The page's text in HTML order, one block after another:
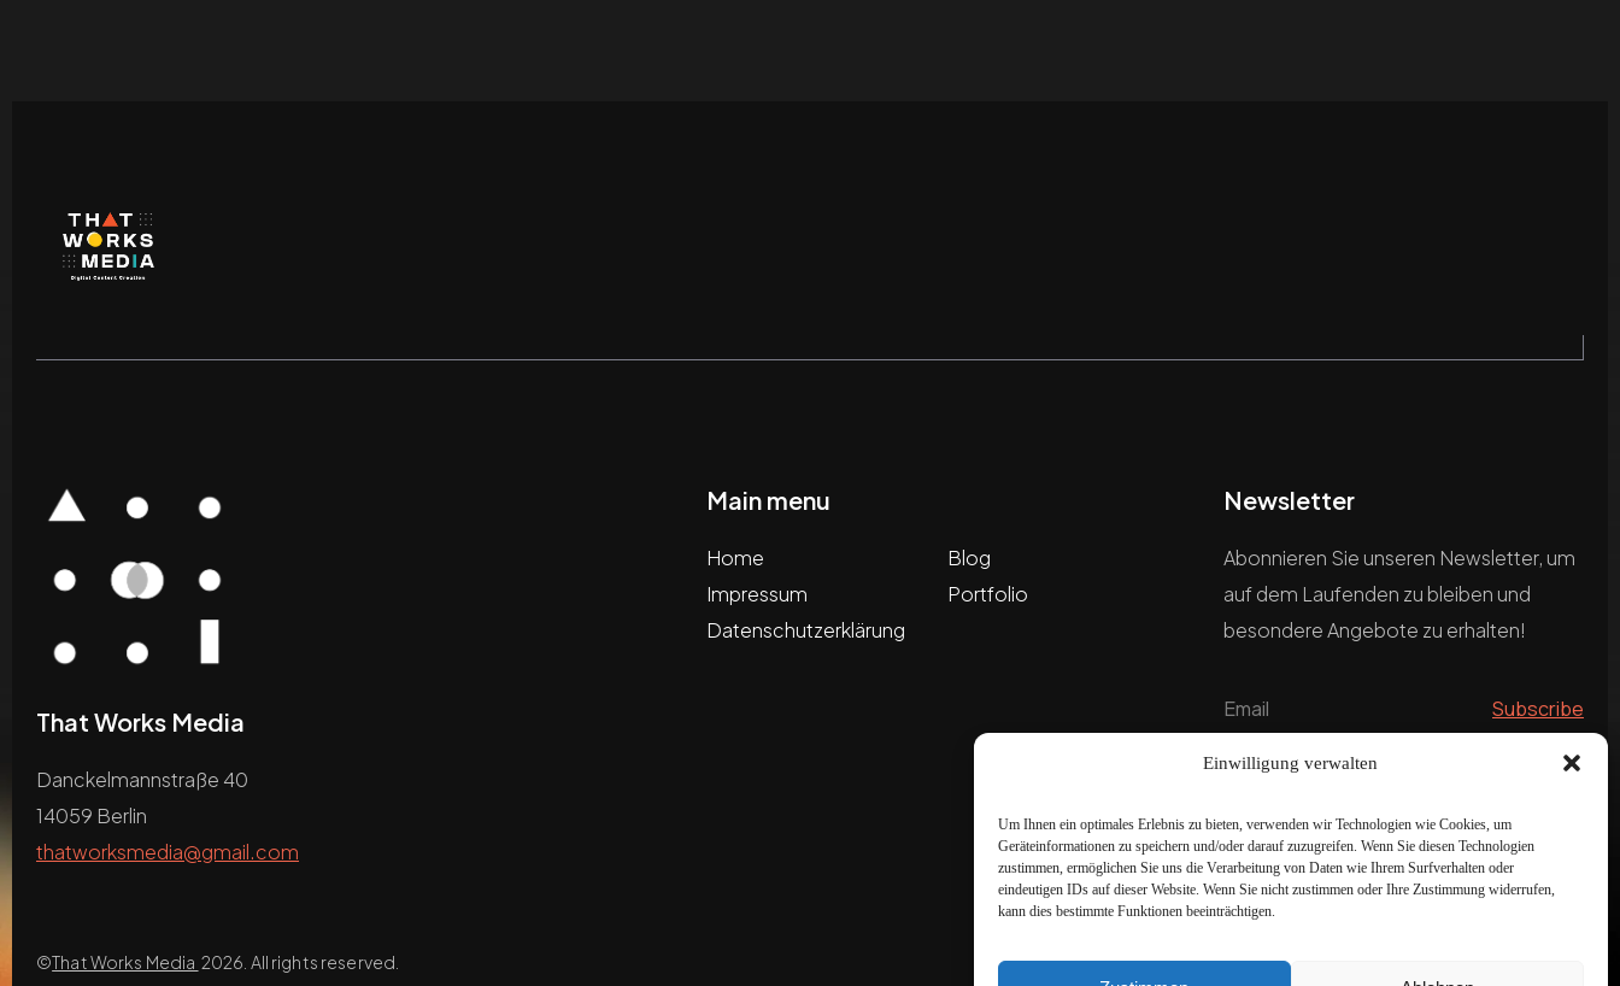
Einwilligung verwalten
Um Ihnen ein optimales Erlebnis zu bieten, verwenden wir Technologien wie Cookies, um
Geräteinformationen zu speichern und/oder darauf zuzugreifen. Wenn Sie diesen Technologien
zustimmen, ermöglichen Sie uns die Verarbeitung von Daten wie Ihrem Surfverhalten oder
eindeutigen IDs auf dieser Website. Wenn Sie nicht zustimmen oder Ihre Zustimmung widerrufen,
kann dies bestimmte Funktionen beeinträchtigen.
That Works Media
Danckelmannstraße 40
14059 Berlin
thatworksmedia@gmail.com
©That Works Media 2026. All rights reserved.
Main menu
Home
Impressum
Datenschutzerklärung
Blog
Portfolio
Newsletter
Abonnieren Sie unseren Newsletter, um
auf dem Laufenden zu bleiben und
besondere Angebote zu erhalten!